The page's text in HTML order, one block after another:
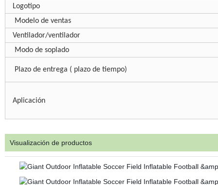
Logotipo
Modelo de ventas
Ventilador/ventilador
Modo de soplado
Plazo de entrega ( plazo de tiempo)
Aplicación
Visualización de productos